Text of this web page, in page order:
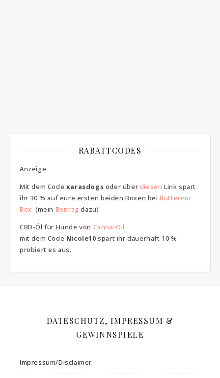
RABATTCODES
Anzeige
Mit dem Code xarasdogs oder über diesen Link spart
ihr 30 % auf eure ersten beiden Boxen beiButternut
Box (mein Beitrag dazu)
CBD-Öl für Hunde von Canna-Oil
mit dem Code Nicole10 spart ihr dauerhaft 10 %
probiert es aus.
DATESCHUTZ, IMPRESSUM &
GEWINNSPIELE
Impressum/Disclaimer